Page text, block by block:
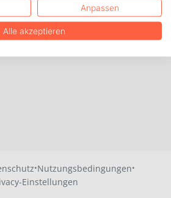
·Nutzungsbedingungen·
Einstellungen
Anpassen
Alle akzeptieren